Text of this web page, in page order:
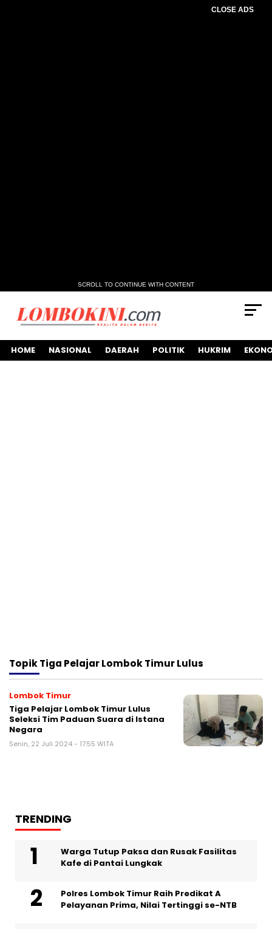
CLOSE ADS
SCROLL TO CONTINUE WITH CONTENT
HOME NASIONAL DAERAH POLITIK HUKRIM
TopikTiga Pelajar Lombok Timur Lulus
Lombok Timur
Tiga Pelajar Lombok Timur Lulus
Seleksi Tim Paduan Suara di Istana
Negara
Senin, 22 Juli 2024 - 17:55 WITA
TRENDING
Warga Tutup Paksa dan Rusak Fasilitas
Kafe di Pantai Lungkak
Polres Lombok Timur Raih Predikat A
Pelayanan Prima, Nilai Tertinggi se-NTB